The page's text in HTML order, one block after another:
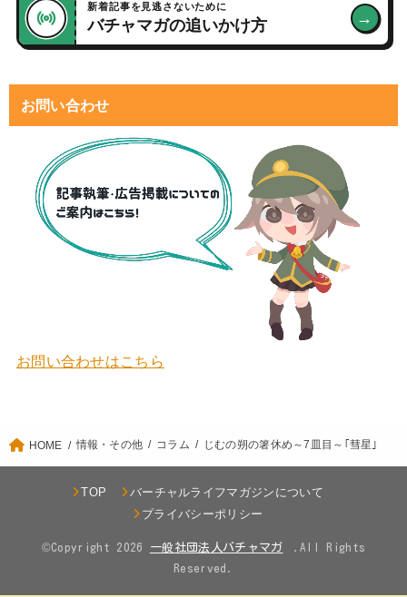
新着記事を見逃さないために
バチャマガの追いかけ方 →
お問い合わせ
お問い合わせはこちら
HOME 情報・その他 コラム じむの朔の箸休め～7皿目～｢彗星｣
TOP
バーチャルライフマガジンについて
プライバシーポリシー
©Copyright 2026
.All Rights
Reserved.